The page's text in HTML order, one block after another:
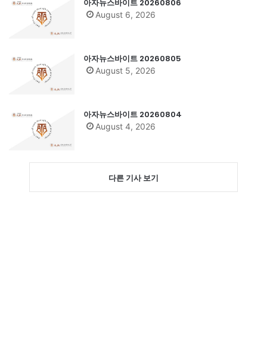
아자뉴스바이트 20260806
August 6, 2026
아자뉴스바이트 20260805
August 5, 2026
아자뉴스바이트 20260804
August 4, 2026
다른 기사 보기